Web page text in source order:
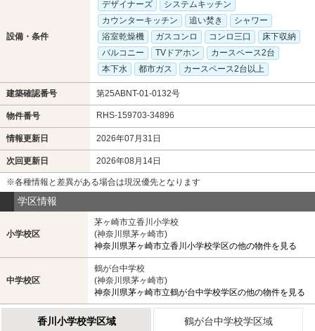
設備・条件
デザイナーズ
システムキッチン
カウンターキッチン
追い焚き
シャワー
浴室乾燥機
ガスコンロ コンロ三口
床下収納
バルコニー
TVドアホン
カースペース2台
本下水
都市ガス カースペース2台以上
建築確認番号 第25ABNT-01-0132号
物件番号 RHS-159703-34896
情報更新日 2026年07月31日
次回更新日 2026年08月14日
※各種情報と差異がある場合は現況優先となります
学区情報
小学校区
茅ヶ崎市立香川小学校
(神奈川県茅ヶ崎市)
神奈川県茅ヶ崎市立香川小学校学区の他の物件を見る
中学校区
鶴が台中学校
(神奈川県茅ヶ崎市)
神奈川県茅ヶ崎市立鶴が台中学校学区の他の物件を見る
香川小学校学区域 鶴が台中学校学区域